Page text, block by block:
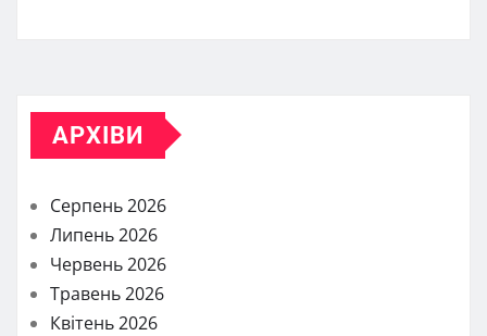
АРХІВИ
Серпень 2026
Липень 2026
Червень 2026
Травень 2026
Квітень 2026